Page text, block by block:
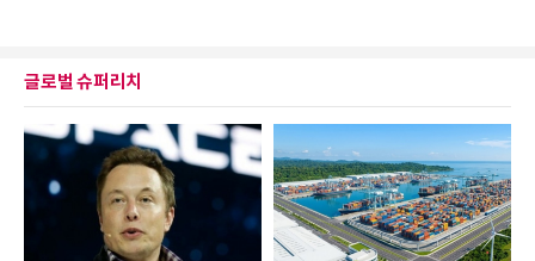
글로벌 슈퍼리치